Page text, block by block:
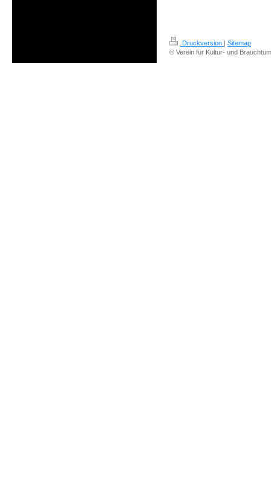
Druckversion | Sitemap
© Verein für Kultur- und